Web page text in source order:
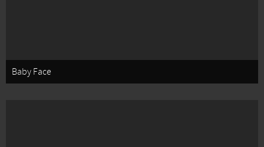
Baby Face